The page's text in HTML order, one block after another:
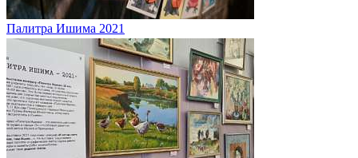
Палитра Ишима 2021